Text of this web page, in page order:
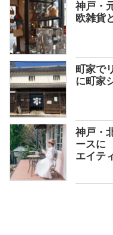
神戸・
欧雑貨
町家で
に町家
神戸・
ースに
エイテ